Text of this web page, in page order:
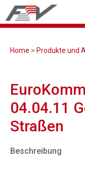
Home > Produkte und
04.04.11
Straßen
Beschreibung